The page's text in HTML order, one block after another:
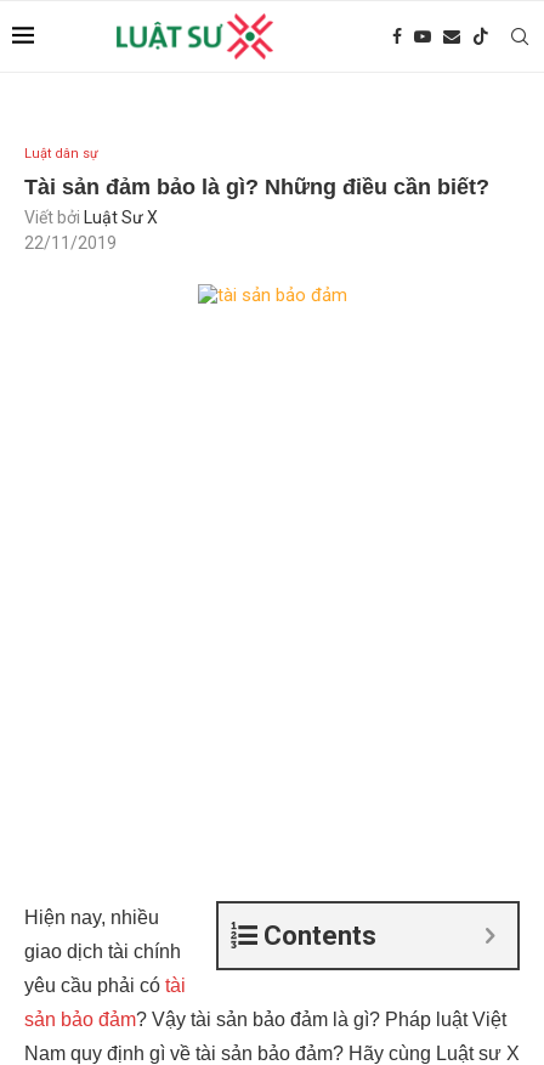
Luật dân sự
Tài sản đảm bảo là gì? Những điều cần biết?
Viết bởi
Luật Sư X
22/11/2019
Contents
Hiện nay, nhiều
giao dịch tài chính
yêu cầu phải có tài
sản bảo đảm? Vậy tài sản bảo đảm là gì? Pháp luật Việt
Nam quy định gì về tài sản bảo đảm? Hãy cùng Luật sư X